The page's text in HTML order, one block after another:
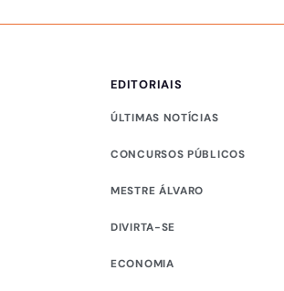
EDITORIAIS
ÚLTIMAS NOTÍCIAS
CONCURSOS PÚBLICOS
MESTRE ÁLVARO
DIVIRTA-SE
ECONOMIA